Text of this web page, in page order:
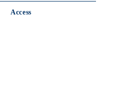
Access